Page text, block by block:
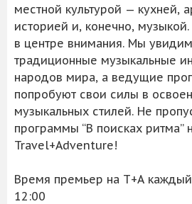
местной культурой — кухней,
историей и, конечно,
в центре внимания. Мы
традиционные музыкальные
народов мира, а ведущие
попробуют свои силы в
музыкальных стилей. Не
программы “В поисках ритма”
Travel+Adventure!
Время премьер на Т+А
12:00